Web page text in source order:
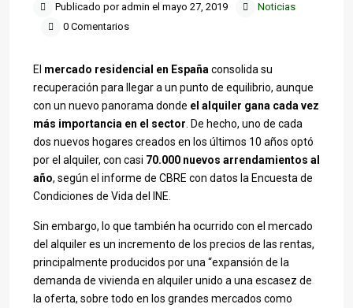
Publicado por admin el mayo 27, 2019
Noticias
0 Comentarios
El mercado residencial en España consolida su
recuperación para llegar a un punto de equilibrio, aunque
con un nuevo panorama donde el alquiler gana cada vez
más importancia en el sector . De hecho, uno de cada
dos nuevos hogares creados en los últimos 10 años optó
por el alquiler, con casi 70.000 nuevos arrendamientos al
año, según el informe de CBRE con datos la Encuesta de
Condiciones de Vida del INE.
Sin embargo, lo que también ha ocurrido con el mercado
del alquiler es un incremento de los precios de las rentas,
principalmente producidos por una “expansión de la
demanda de vivienda en alquiler unido a una escasez de
la oferta, sobre todo en los grandes mercados como